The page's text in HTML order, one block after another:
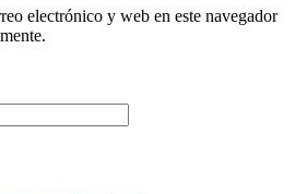
electrónico y web en este navegador